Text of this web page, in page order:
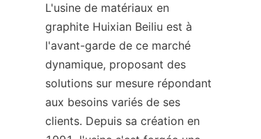
L'usine de matériaux en
graphite Huixian Beiliu est à
l'avant-garde de ce marché
dynamique, proposant des
solutions sur mesure répondant
aux besoins variés de ses
clients. Depuis sa création en